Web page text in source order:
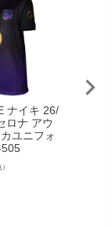
ナイキ 26/
ロナ アウ
ユニフォ